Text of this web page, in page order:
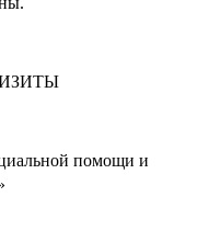
помощи и